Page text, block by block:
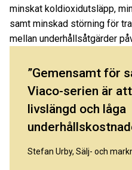
minskat koldioxidutsläpp,
samt minskad störning för
mellan underhållsåtgärder
Gemensamt för
Viaco-serien är
livslängd och låga
Stefan Urby, Sälj- och